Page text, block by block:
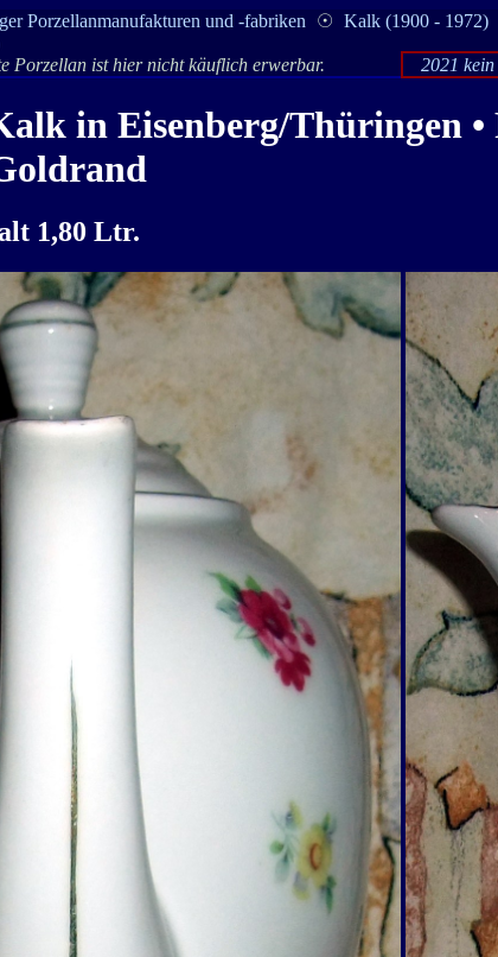
Porzellanmanufakturen und -fabriken ☉ Kalk (1900 - 1972)
Porzellan ist hier nicht käuflich erwerbar. 2021
in Eisenberg/Thüringen
1,80 Ltr.